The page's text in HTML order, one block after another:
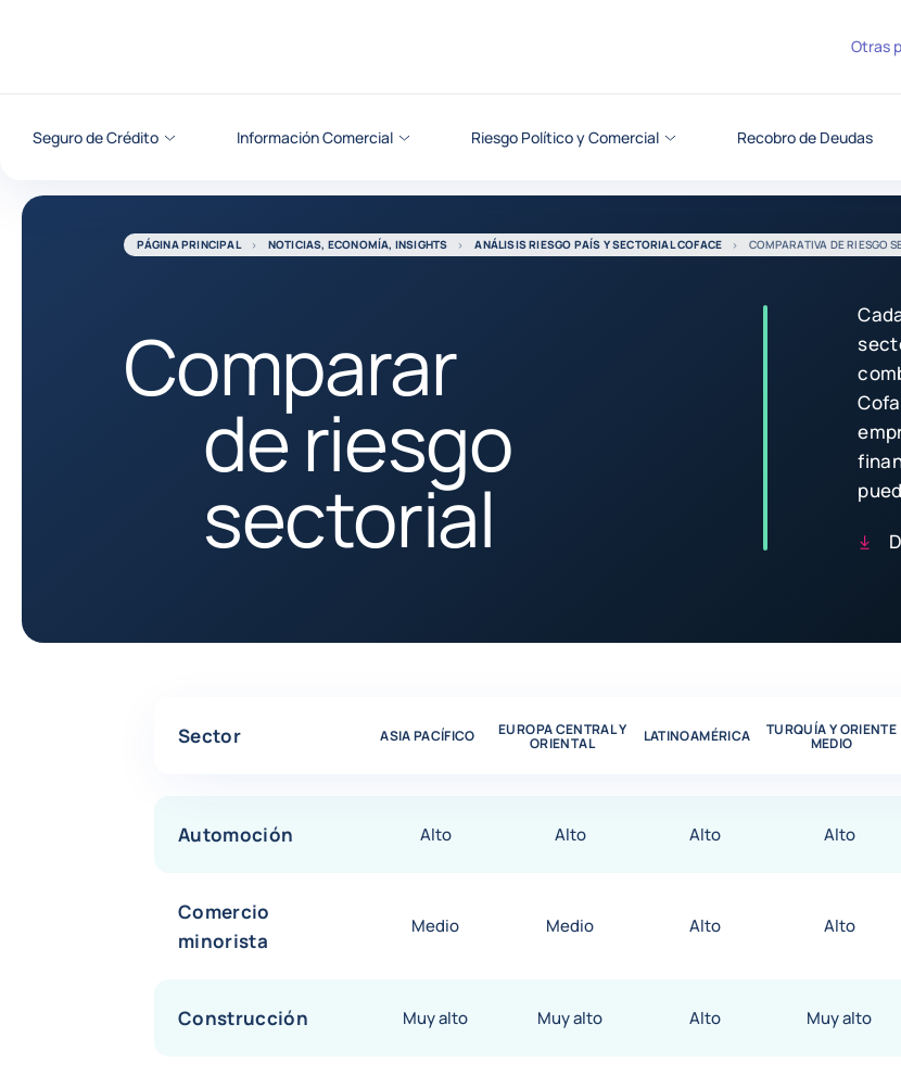
Seguro de Crédito Información Comercial Riesgo Político y Comercial Recobro de Deudas
Otras
PÁGINA PRINCIPAL NOTICIAS, ECONOMÍA, INSIGHTS ANÁLISIS RIESGO PAÍS Y SECTORIAL COFACE COMPARATIVA DE RIESGO
Comparar
de riesgo
sectorial
Sector ASIA PACÍFICO EUROPA CENTRAL Y
ORIENTAL LATINOAMÉRICA TURQUÍA Y ORIENTE
MEDIO
Automoción Alto Alto Alto Alto
Comercio
minorista
Medio Medio Alto Alto
Construcción Muy alto Muy alto Alto Muy alto